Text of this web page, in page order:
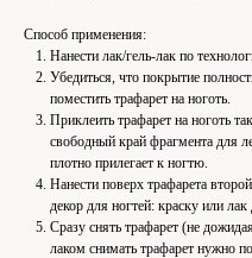
Способ применения:
Нанести лак/гель-лак по
Убедиться, что покрытие
поместить трафарет на ноготь.
Приклеить трафарет на ноготь
свободный край фрагмента для
плотно прилегает к ногтю.
Нанести поверх трафарета
декор для ногтей: краску или
Сразу снять трафарет (не
лаком снимать трафарет нужно